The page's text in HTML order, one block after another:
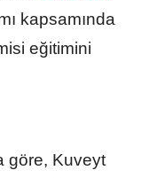
kapsamında
eğitimini
göre, Kuveyt